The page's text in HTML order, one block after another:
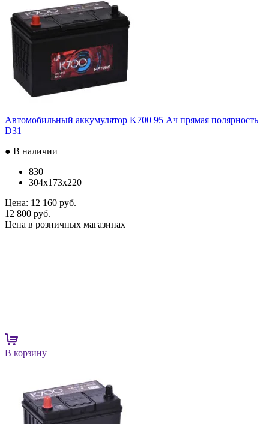
Автомобильный аккумулятор K700 95 Ач прямая полярность
D31
● В наличии
830
304x173x220
Цена: 12 160 руб.
12 800 руб.
Цена в розничных магазинах
В корзину